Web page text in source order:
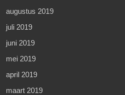
augustus 2019
juli 2019
juni 2019
mei 2019
april 2019
maart 2019